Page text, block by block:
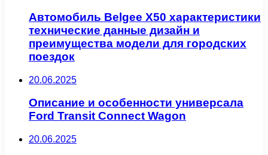
Автомобиль Belgee X50 характеристики
технические данные дизайн и
преимущества модели для городских
поездок
20.06.2025
Описание и особенности универсала
Ford Transit Connect Wagon
20.06.2025